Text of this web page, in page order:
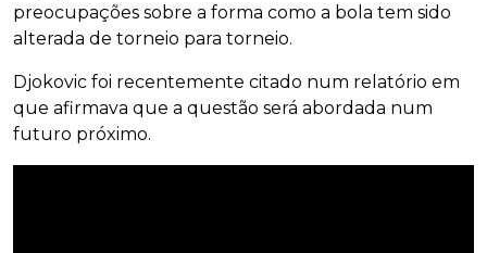
preocupações sobre a forma como a bola tem sido
alterada de torneio para torneio.
Djokovic foi recentemente citado num relatório em
que afirmava que a questão será abordada num
futuro próximo.